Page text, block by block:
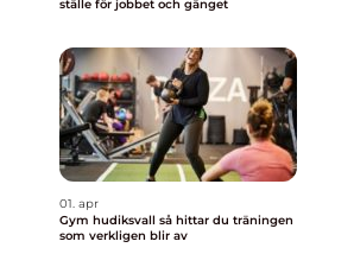
ställe för jobbet och gänget
01. apr
Gym hudiksvall så hittar du träningen
som verkligen blir av